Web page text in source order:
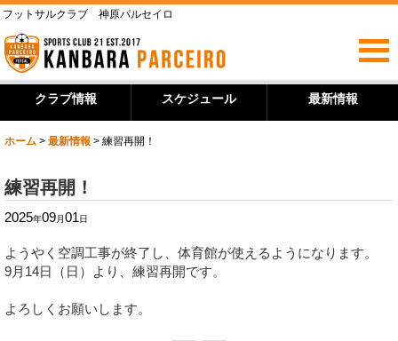
フットサルクラブ 神原パルセイロ
クラブ情報 スケジュール 最新情報
ホーム > 最新情報 > 練習再開！
練習再開！
2025年09月01日
ようやく空調工事が終了し、体育館が使えるようになります。
9月14日（日）より、練習再開です。
よろしくお願いします。